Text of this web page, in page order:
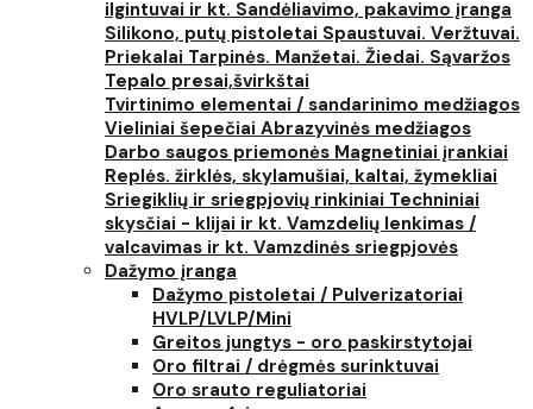
ilgintuvai ir kt. Sandėliavimo, pakavimo įranga
Silikono, putų pistoletai Spaustuvai. Veržtuvai.
Priekalai Tarpinės. Manžetai. Žiedai. Sąvaržos
Tepalo presai,švirkštai
Tvirtinimo elementai / sandarinimo medžiagos
Vieliniai šepečiai Abrazyvinės medžiagos
Darbo saugos priemonės Magnetiniai įrankiai
Replės. žirklės, skylamušiai, kaltai, žymekliai
Sriegiklių ir sriegpjovių rinkiniai Techniniai
skysčiai - klijai ir kt. Vamzdelių lenkimas /
valcavimas ir kt. Vamzdinės sriegpjovės
Dažymo įranga
Dažymo pistoletai / Pulverizatoriai
HVLP/LVLP/Mini
Greitos jungtys - oro paskirstytojai
Oro filtrai / drėgmės surinktuvai
Oro srauto reguliatoriai